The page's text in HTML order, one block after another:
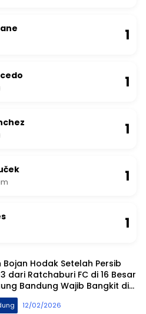
1
1
1
1
1
Hodak Setelah Persib
dari Ratchaburi FC di 16 Besar
Bandung Wajib Bangkit di
12/02/2026